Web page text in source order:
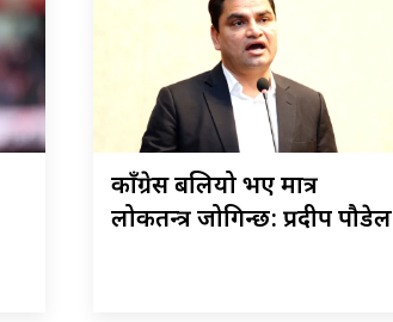
काँग्रेस बलियो भए मात्र
लोकतन्त्र जोगिन्छ: प्रदीप पौडेल